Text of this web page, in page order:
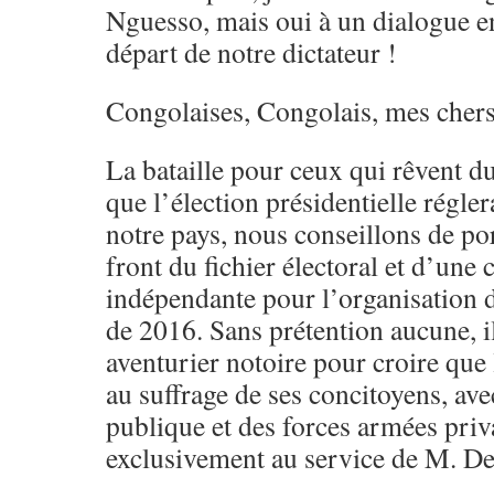
Nguesso, mais oui à un dialogue
départ de notre dictateur !
Congolaises, Congolais, mes
La bataille pour ceux qui rêvent
que l’élection présidentielle
notre pays, nous conseillons de
front du fichier électoral et d’une
indépendante pour
de 2016. Sans prétention aucune,
aventurier notoire pour croire
au suffrage de ses concitoyens,
publique et des forces armées
exclusivement au service de M.